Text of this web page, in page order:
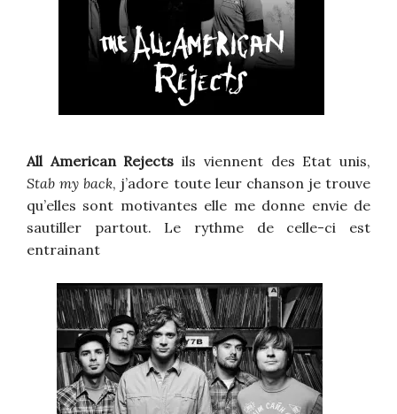
All American Rejects ils viennent des Etat unis,
Stab my back, j’adore toute leur chanson je trouve
qu’elles sont motivantes elle me donne envie de
sautiller partout. Le rythme de celle-ci est
entrainant